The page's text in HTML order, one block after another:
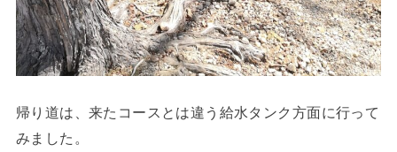
帰り道は、来たコースとは違う給水タンク方面に行って
みました。